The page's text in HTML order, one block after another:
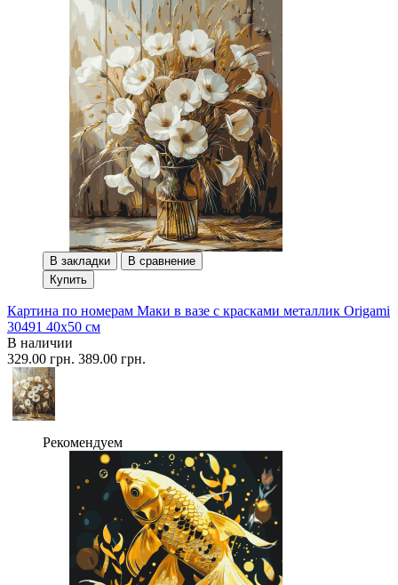
В закладки
В сравнение
Купить
Картина по номерам Маки в вазе с красками металлик Origami
30491 40x50 см
В наличии
329.00 грн. 389.00 грн.
Рекомендуем